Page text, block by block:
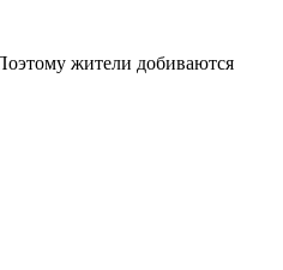
жители добиваются